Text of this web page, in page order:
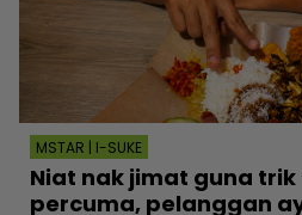
MSTAR | I-SUKE
Niat nak jimat guna trik
percuma, pelanggan